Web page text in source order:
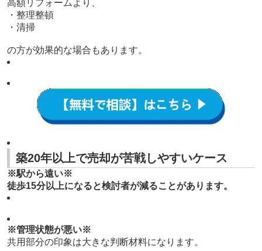
高額リフォームより、
・整理整頓
・清掃
の方が効果的な場合もあります。
築20年以上で売却が苦戦しやすいケース
※駅から遠い※
徒歩15分以上になると検討者が減ることがあります。
※管理状態が悪い※
共用部分の印象は大きな判断材料になります。